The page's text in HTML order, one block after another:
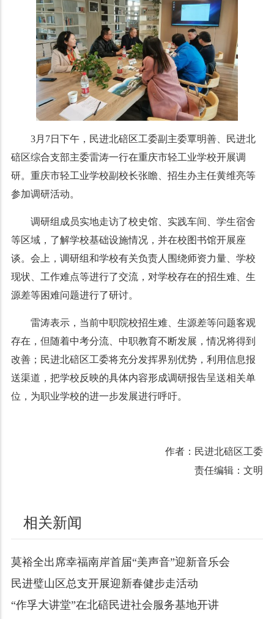
3月7日下午，民进北碚区工委副主委覃明善、民进北
碚区综合支部主委雷涛一行在重庆市轻工业学校开展调
研。重庆市轻工业学校副校长张瞻、招生办主任黄维亮等
参加调研活动。
调研组成员实地走访了校史馆、实践车间、学生宿舍
等区域，了解学校基础设施情况，并在校图书馆开展座
谈。会上，调研组和学校有关负责人围绕师资力量、学校
现状、工作难点等进行了交流，对学校存在的招生难、生
源差等困难问题进行了研讨。
雷涛表示，当前中职院校招生难、生源差等问题客观
存在，但随着中考分流、中职教育不断发展，情况将得到
改善；民进北碚区工委将充分发挥界别 优势，利用信息报
送渠道，把学校反映的具体内容形成调研报告呈送相关单
位，为职业学校的进一步发展进行呼吁。
作者：民进北碚区工委
责任编辑：文明
相关新闻
莫裕全出席幸福南岸首届“美声音”迎新音乐会
民进璧山区总支开展迎新春健步走活动
“作孚大讲堂”在北碚民进社会服务基地开讲